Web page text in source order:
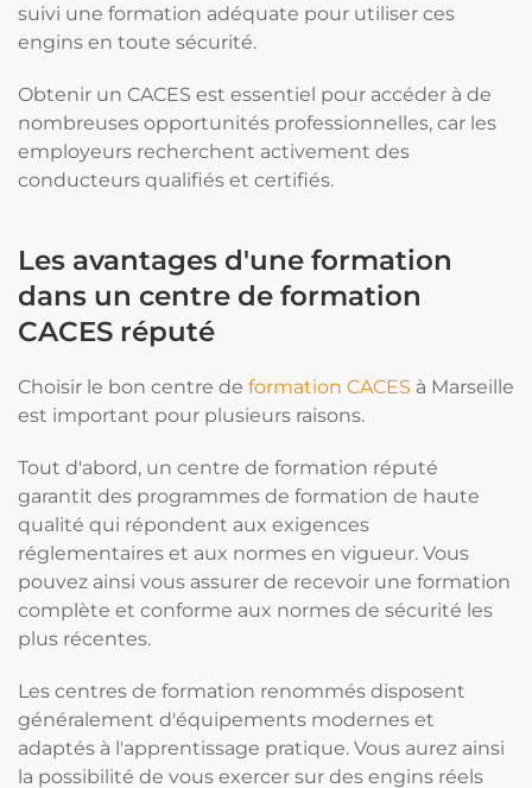
suivi une formation adéquate pour utiliser ces
engins en toute sécurité.
Obtenir un CACES est essentiel pour accéder à de
nombreuses opportunités professionnelles, car les
employeurs recherchent activement des
conducteurs qualifiés et certifiés.
Les avantages d'une formation
dans un centre de formation
CACES réputé
Choisir le bon centre de formation CACES à Marseille
est important pour plusieurs raisons.
Tout d'abord, un centre de formation réputé
garantit des programmes de formation de haute
qualité qui répondent aux exigences
réglementaires et aux normes en vigueur. Vous
pouvez ainsi vous assurer de recevoir une formation
complète et conforme aux normes de sécurité les
plus récentes.
Les centres de formation renommés disposent
généralement d'équipements modernes et
adaptés à l'apprentissage pratique. Vous aurez ainsi
la possibilité de vous exercer sur des engins réels